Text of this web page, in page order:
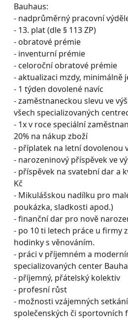
Bauhaus:
- nadprůměrný pracovní
- 13. plat (dle § 113 ZP)
- obratové prémie
- inventurní prémie
- celoroční obratové prémie
- aktualizaci mzdy, minimálně
- 1 týden dovolené navíc
- zaměstnaneckou slevu ve
všech specializovaných
- 1x v roce speciální
20% na nákup zboží
- příplatek na letní dovolenou
- narozeninový příspěvek ve
- příspěvek na svatební dar a
Kč
- Mikulášskou nadílku pro
poukázka, sladkosti apod.)
- finanční dar pro nově
- po 10 ti letech práce u firmy
hodinky s věnováním.
- práci v příjemném a
specializovaných center
- příjemný, přátelský kolektiv
- profesní růst
- možnosti vzájemných
společenských či sportovních